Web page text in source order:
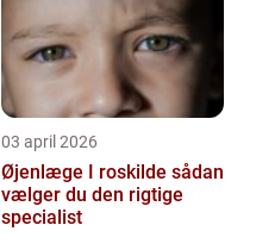
03 april 2026
Øjenlæge I roskilde sådan
vælger du den rigtige
specialist